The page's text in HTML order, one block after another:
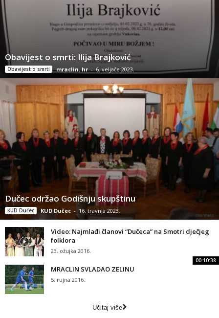
Obavijest o smrti: Ilija Brajković
Obavijest o smrti mraclin. hr - 6. veljače 2023.
Dučec održao Godišnju skupštinu
KUD Dučec KUD Dučec - 16. travnja 2023.
00:10:38
Video: Najmlađi članovi “Dučeca” na Smotri dječjeg
folklora
23. ožujka 2016.
MRACLIN SVLADAO ZELINU
5. rujna 2016.
Učitaj više